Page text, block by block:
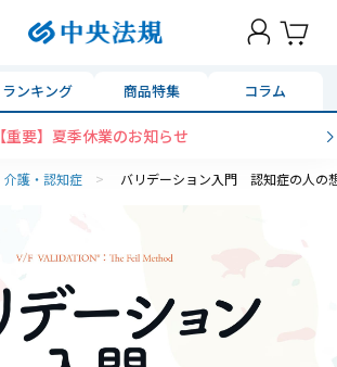
ランキング 商品特集 コラム
【重要】夏季休業のお知らせ
介護・認知症 > バリデーション入門 認知症の人の